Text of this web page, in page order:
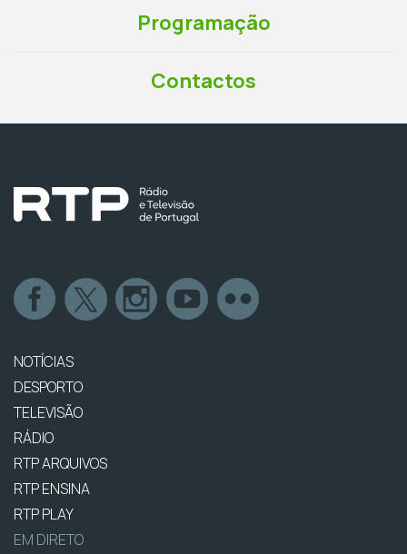
Programação
Contactos
NOTÍCIAS
DESPORTO
TELEVISÃO
RÁDIO
RTP ARQUIVOS
RTP ENSINA
RTP PLAY
EM DIRETO